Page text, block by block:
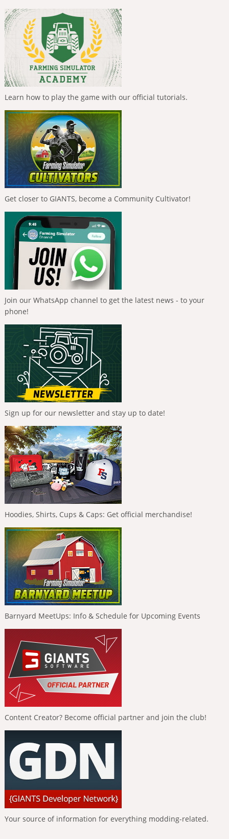
Learn how to play the game with our official tutorials.
Get closer to GIANTS, become a Community Cultivator!
Join our WhatsApp channel to get the latest news - to your
phone!
Sign up for our newsletter and stay up to date!
Hoodies, Shirts, Cups & Caps: Get official merchandise!
Barnyard MeetUps: Info & Schedule for Upcoming Events
Content Creator? Become official partner and join the club!
Your source of information for everything modding-related.